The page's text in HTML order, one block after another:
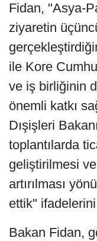
Fidan, "Asya-
ziyaretin
ile Kore
ve iş birliğinin
önemli katkı
Dışişleri
toplantılarda
geliştirilmesi ve
artırılması
ettik"
Bakan Fidan,